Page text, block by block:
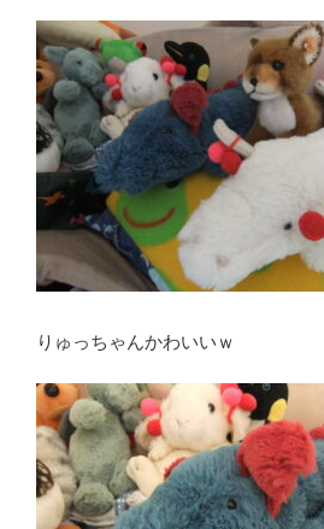
りゅっちゃんかわいいｗ